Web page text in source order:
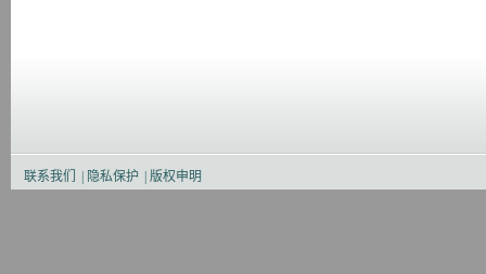
联系我们 隐私保护 版权申明